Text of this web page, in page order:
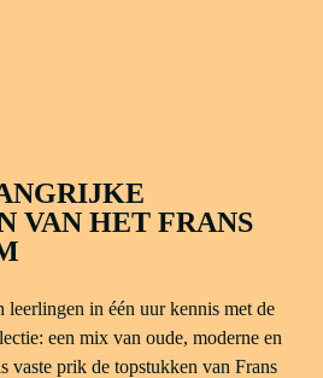
VAN HET FRANS
leerlingen in één uur kennis met de
een mix van oude, moderne en
vaste prik de topstukken van Frans